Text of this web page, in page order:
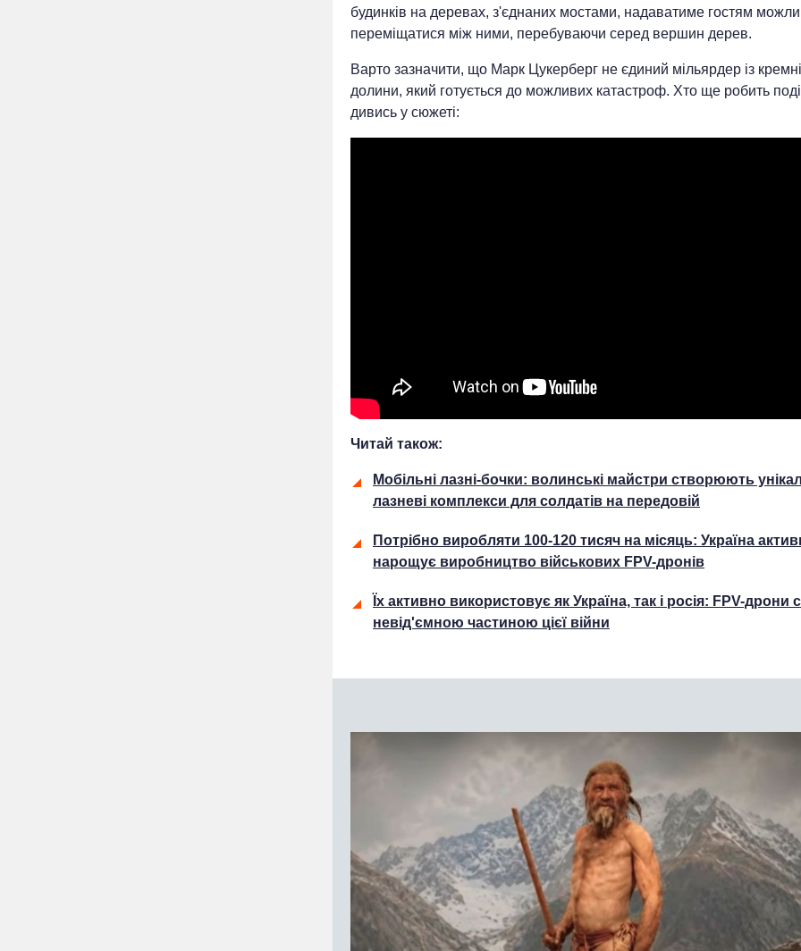
будинків на деревах, з'єднаних мостами, надаватиме гостям
переміщатися між ними, перебуваючи серед вершин дерев.
Варто зазначити, що Марк Цукерберг не єдиний мільярдер із
долини, який готується до можливих катастроф. Хто ще робить
дивись у сюжеті:
Читай також:
Мобільні лазні-бочки: волинські майстри створюють
лазневі комплекси для солдатів на передовій
Потрібно виробляти 100-120 тисяч на місяць: Україна
нарощує виробництво військових FPV-дронів
Їх активно використовує як Україна, так і росія: FPV-дрони
невід'ємною частиною цієї війни